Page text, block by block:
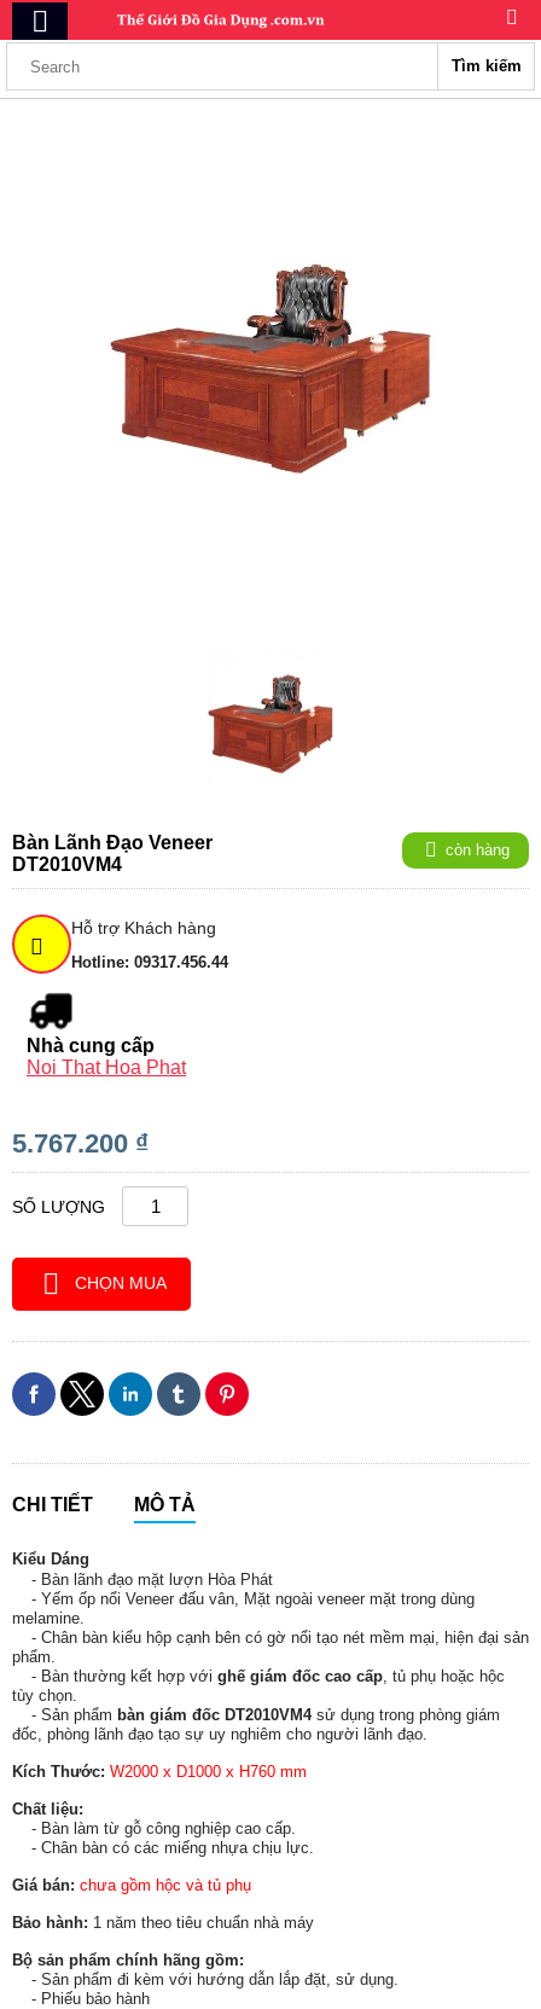
Tìm kiếm
Bàn Lãnh Đạo Veneer
DT2010VM4
còn hàng
Hỗ trợ Khách hàng
Hotline: 09317.456.44
Nhà cung cấp
Noi That Hoa Phat
5.767.200 ₫
SỐ LƯỢNG
CHỌN MUA
CHI TIẾT MÔ TẢ
Kiểu Dáng
- Bàn lãnh đạo mặt lượn Hòa Phát
- Yếm ốp nổi Veneer đấu vân, Mặt ngoài veneer mặt trong dùng
melamine.
- Chân bàn kiểu hộp cạnh bên có gờ nổi tạo nét mềm mại, hiện đại sản
phẩm.
- Bàn thường kết hợp với ghế giám đốc cao cấp, tủ phụ hoặc hộc
tùy chọn.
- Sản phẩm bàn giám đốc DT2010VM4sử dụng trong phòng giám
đốc, phòng lãnh đạo tạo sự uy nghiêm cho người lãnh đạo.
Kích Thước: W2000 x D1000 x H760 mm
Chất liệu:
- Bàn làm từ gỗ công nghiệp cao cấp.
- Chân bàn có các miếng nhựa chịu lực.
Giá bán: chưa gồm hộc và tủ phụ
Bảo hành: 1 năm theo tiêu chuẩn nhà máy
Bộ sản phẩm chính hãng gồm:
- Sản phẩm đi kèm với hướng dẫn lắp đặt, sử dụng.
- Phiếu bảo hành